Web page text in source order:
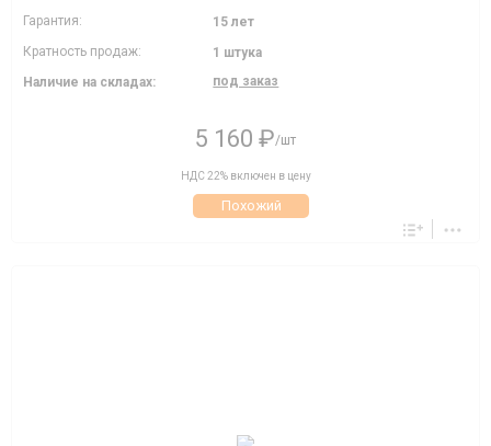
Гарантия:
15 лет
Кратность продаж:
1 штука
Наличие на складах:
под заказ
5 160 ₽/шт
НДС 22% включен в цену
Похожий